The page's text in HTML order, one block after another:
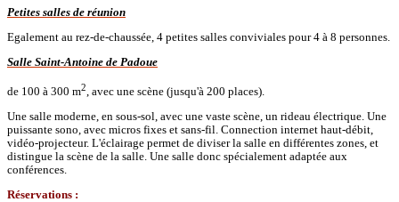
Petites salles de réunion
Egalement au rez-de-chaussée, 4 petites salles conviviales pour 4 à 8 personnes.
Salle Saint-Antoine de Padoue
de 100 à 300 m2 , avec une scène (jusqu'à 200 places).
Une salle moderne, en sous-sol, avec une vaste scène, un rideau électrique. Une
puissante sono, avec micros fixes et sans-fil. Connection internet haut-débit,
vidéo-projecteur. L'éclairage permet de diviser la salle en différentes zones, et
distingue la scène de la salle. Une salle donc spécialement adaptée aux
conférences.
Réservations :